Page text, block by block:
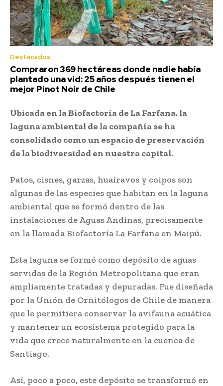
Destacados
Compraron 369 hectáreas donde nadie había
plantado una vid: 25 años después tienen el
mejor Pinot Noir de Chile
Ubicada en la Biofactoría de La Farfana, la
laguna ambiental de la compañía se ha
consolidado como un espacio de preservación
de la biodiversidad en nuestra capital.
Patos, cisnes, garzas, huairavos y coipos son
algunas de las especies que habitan en la laguna
ambiental que se formó dentro de las
instalaciones de Aguas Andinas, precisamente
en la llamada Biofactoría La Farfana en Maipú.
Esta laguna se formó como depósito de aguas
servidas de la Región Metropolitana que eran
ampliamente tratadas y depuradas. Fue diseñada
por la Unión de Ornitólogos de Chile de manera
que le permitiera conservar la avifauna acuática
y mantener un ecosistema protegido para la
vida que crece naturalmente en la cuenca de
Santiago.
Así, poco a poco, este depósito se transformó en